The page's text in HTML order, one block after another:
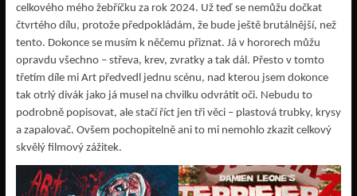
celkového mého žebříčku za rok 2024. Už teď se nemůžu dočkat
čtvrtého dílu, protože předpokládám, že bude ještě brutálnější, než
tento. Dokonce se musím k něčemu přiznat. Já v hororech můžu
opravdu všechno – střeva, krev, zvratky a tak dál. Přesto v tomto
třetím díle mi Art předvedl jednu scénu, nad kterou jsem dokonce
tak otrlý divák jako já musel na chvilku odvrátit oči. Nebudu to
podrobně popisovat, ale stačí říct jen tři věci – plastová trubky, krysy
a zapalovač. Ovšem pochopitelně ani to mi nemohlo zkazit celkový
skvělý filmový zážitek.